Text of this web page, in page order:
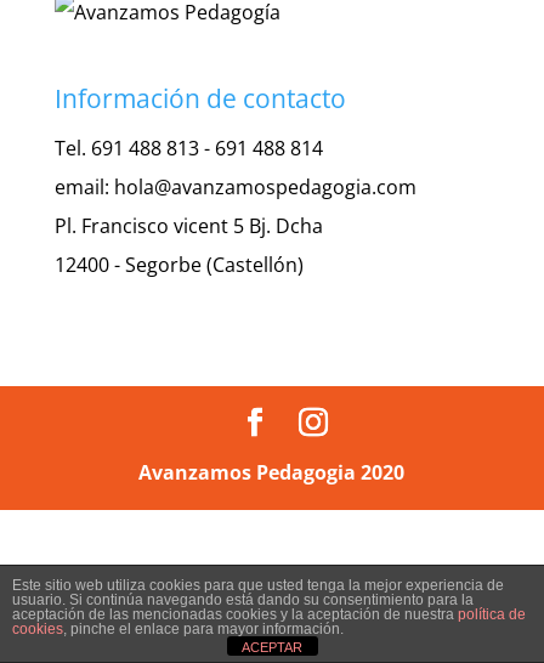
Información de contacto
Tel. 691 488 813 - 691 488 814
email: hola@avanzamospedagogia.com
Pl. Francisco vicent 5 Bj. Dcha
12400 - Segorbe (Castellón)
Avanzamos Pedagogia 2020
Este sitio web utiliza cookies para que usted tenga la mejor experiencia de
usuario. Si continúa navegando está dando su consentimiento para la
aceptación de las mencionadas cookies y la aceptación de nuestra política de
cookies, pinche el enlace para mayor información.
ACEPTAR